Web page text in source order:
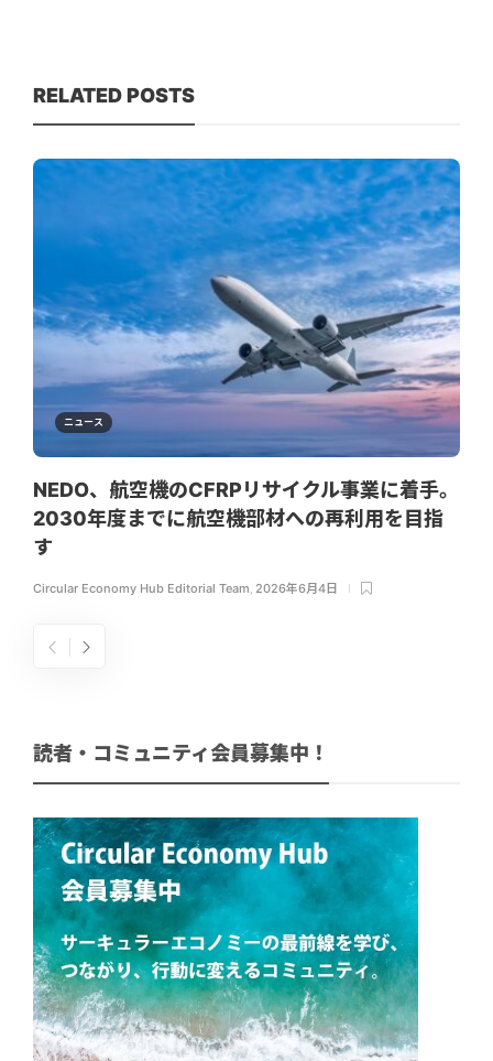
RELATED POSTS
ニュース
NEDO、航空機のCFRPリサイクル事業に着手。
2030年度までに航空機部材への再利用を目指
す
Circular Economy Hub Editorial Team, 2026年6月4日
読者・コミュニティ会員募集中！